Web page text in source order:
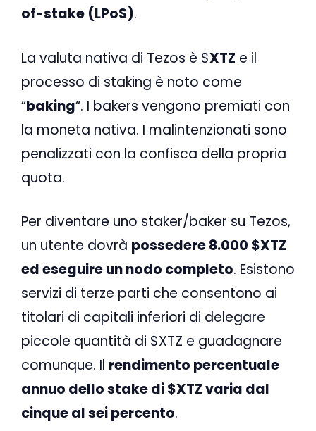
of-stake (LPoS).
La valuta nativa di Tezos è $XTZ e il
processo di staking è noto come
“baking“. I bakers vengono premiati con
la moneta nativa. I malintenzionati sono
penalizzati con la confisca della propria
quota.
Per diventare uno staker/baker su Tezos,
un utente dovrà possedere 8.000 $XTZ
ed eseguire un nodo completo. Esistono
servizi di terze parti che consentono ai
titolari di capitali inferiori di delegare
piccole quantità di $XTZ e guadagnare
comunque. Il rendimento percentuale
annuo dello stake di $XTZ varia dal
cinque al sei percento.